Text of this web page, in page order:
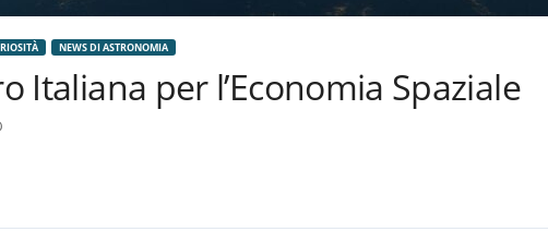
NEWS DI ASTRONOMIA
Italiana per l’Economia Spaziale